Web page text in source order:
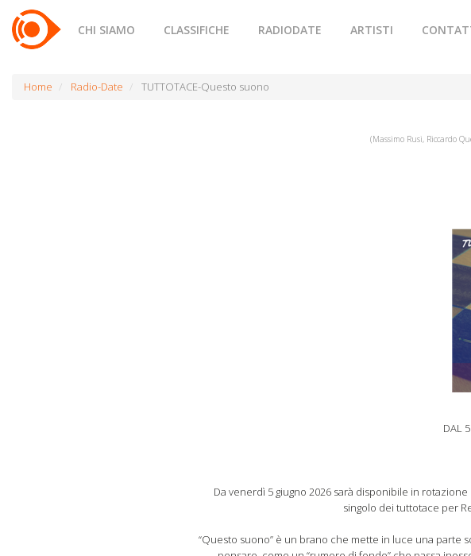
CHI SIAMO CLASSIFICHE RADIODATE ARTISTI
Home Radio-Date TUTTOTACE-Questo suono
(Massimo Rusi, Riccardo
DAL
Da venerdì 5 giugno 2026 sarà disponibile in
singolo dei tuttotace per
“Questo suono” è un brano che mette in luce una parte